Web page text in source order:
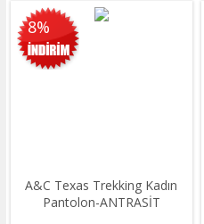
8%
A&C Texas Trekking Kadın
Pantolon-ANTRASİT